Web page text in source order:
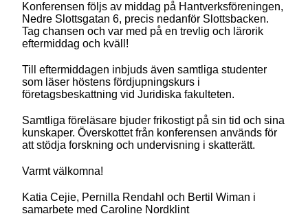
Konferensen följs av middag på Hantverksföreningen,
Nedre Slottsgatan 6, precis nedanför Slottsbacken.
Tag chansen och var med på en trevlig och lärorik
eftermiddag och kväll!
Till eftermiddagen inbjuds även samtliga studenter
som läser höstens fördjupningskurs i
företagsbeskattning vid Juridiska fakulteten.
Samtliga föreläsare bjuder frikostigt på sin tid och sina
kunskaper. Överskottet från konferensen används för
att stödja forskning och undervisning i skatterätt.
Varmt välkomna!
Katia Cejie, Pernilla Rendahl och Bertil Wiman i
samarbete med Caroline Nordklint